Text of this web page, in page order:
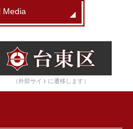
Media
（外部サイトに遷移します）